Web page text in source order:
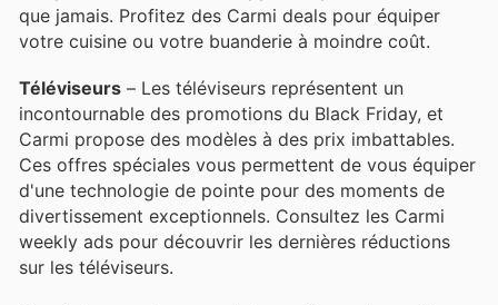
que jamais. Profitez des Carmi deals pour équiper
votre cuisine ou votre buanderie à moindre coût.
Téléviseurs – Les téléviseurs représentent un
incontournable des promotions du Black Friday, et
Carmi propose des modèles à des prix imbattables.
Ces offres spéciales vous permettent de vous équiper
d'une technologie de pointe pour des moments de
divertissement exceptionnels. Consultez les Carmi
weekly ads pour découvrir les dernières réductions
sur les téléviseurs.